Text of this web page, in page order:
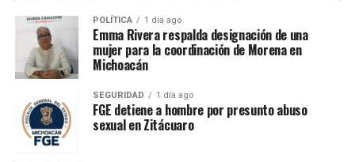
POLÍTICA 1 día ago
Emma Rivera respalda designación de una
mujer para la coordinación de Morena en
Michoacán
SEGURIDAD 1 día ago
FGE detiene a hombre por presunto abuso
sexual en Zitácuaro